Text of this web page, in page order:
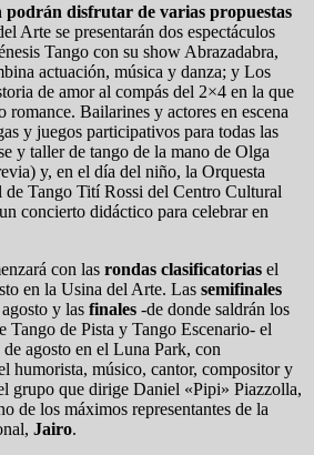
podrán disfrutar de varias propuestas
Arte se presentarán dos espectáculos
Tango con su show Abrazadabra,
actuación, música y danza; y Los
de amor al compás del 2×4 en la que
romance. Bailarines y actores en escena
y juegos participativos para todas las
y taller de tango de la mano de Olga
y, en el día del niño, la Orquesta
Tango Tití Rossi del Centro Cultural
concierto didáctico para celebrar en
con las rondas clasificatorias el
en la Usina del Arte. Las semifinales
y las finales -de donde saldrán los
Tango de Pista y Tango Escenario- el
agosto en el Luna Park, con
humorista, músico, cantor, compositor y
grupo que dirige Daniel «Pipi» Piazzolla,
de los máximos representantes de la
Jairo.